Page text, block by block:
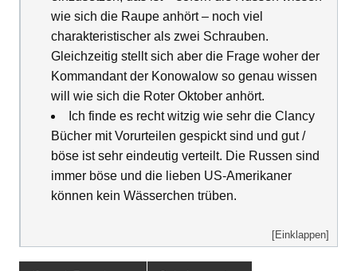
wie sich die Raupe anhört – noch viel
charakteristischer als zwei Schrauben.
Gleichzeitig stellt sich aber die Frage woher der
Kommandant der Konowalow so genau wissen
will wie sich die Roter Oktober anhört.
Ich finde es recht witzig wie sehr die Clancy
Bücher mit Vorurteilen gespickt sind und gut /
böse ist sehr eindeutig verteilt. Die Russen sind
immer böse und die lieben US-Amerikaner
können kein Wässerchen trüben.
[Einklappen]